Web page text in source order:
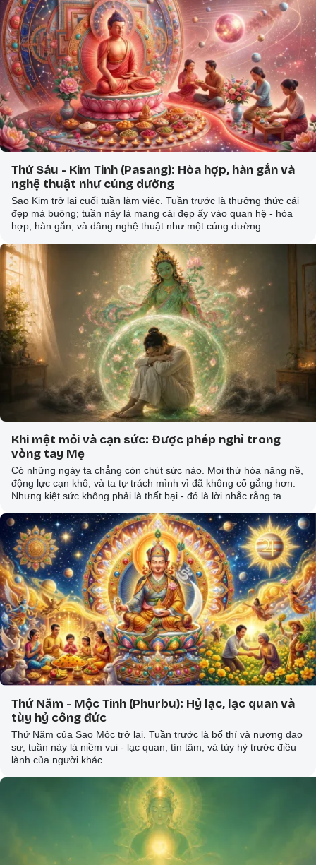
Thứ Sáu - Kim Tinh (Pasang): Hòa hợp, hàn gắn và
nghệ thuật như cúng dường
Sao Kim trở lại cuối tuần làm việc. Tuần trước là thưởng thức cái
đẹp mà buông; tuần này là mang cái đẹp ấy vào quan hệ - hòa
hợp, hàn gắn, và dâng nghệ thuật như một cúng dường.
Khi mệt mỏi và cạn sức: Được phép nghỉ trong
vòng tay Mẹ
Có những ngày ta chẳng còn chút sức nào. Mọi thứ hóa nặng nề,
động lực cạn khô, và ta tự trách mình vì đã không cố gắng hơn.
Nhưng kiệt sức không phải là thất bại - đó là lời nhắc rằng ta
Thứ Năm - Mộc Tinh (Phurbu): Hỷ lạc, lạc quan và
tùy hỷ công đức
Thứ Năm của Sao Mộc trở lại. Tuần trước là bố thí và nương đạo
sư; tuần này là niềm vui - lạc quan, tín tâm, và tùy hỷ trước điều
lành của người khác.